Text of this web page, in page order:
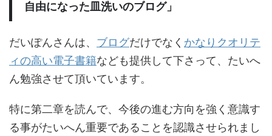
自由になった皿洗いのブログ」
だいぽんさんは、 ブログだけでなく かなりクオリテ
ィの高い電子書籍なども提供して下さって、たいへ
ん勉強させて頂いています。
特に第二章を読んで、今後の進む方向を強く意識す
る事がたいへん重要であることを認識させられまし